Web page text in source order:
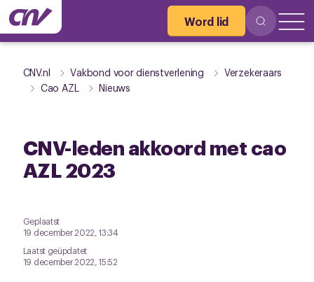
Word lid
CNV.nl Vakbond voor dienstverlening
Verzekeraars
Cao AZL
Nieuws
CNV-leden akkoord met cao
AZL 2023
Geplaatst
19 december 2022, 13:34
Laatst geüpdatet
19 december 2022, 15:52